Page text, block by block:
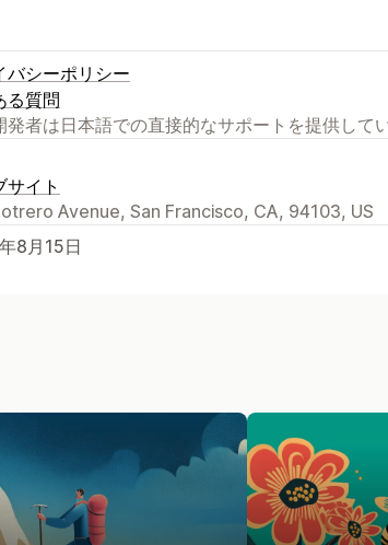
バシーポリシー
る質問
発者は日本語での直接的なサポートを提供して
サイト
Avenue, San Francisco, CA, 94103, US
8月15日